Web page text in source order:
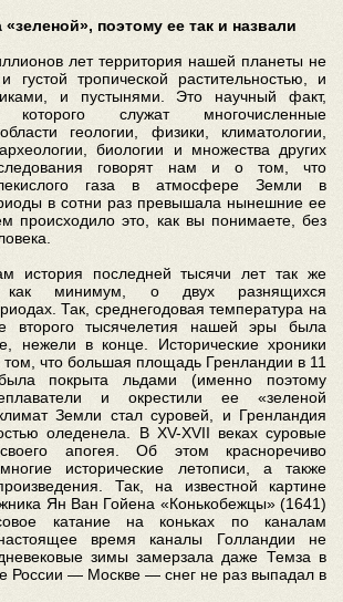
поэтому ее так и назвали
лет территория нашей планеты не
густой тропической растительностью, и
и пустынями. Это научный факт,
которого служат многочисленные
геологии, физики, климатологии,
биологии и множества других
говорят нам и о том, что
газа в атмосфере Земли в
в сотни раз превышала нынешние ее
происходило это, как вы понимаете, без
история последней тысячи лет так же
как минимум, о двух разнящихся
Так, среднегодовая температура на
второго тысячелетия нашей эры была
нежели в конце. Исторические хроники
том, что большая площадь Гренландии в 11
покрыта льдами (именно поэтому
и окрестили ее «зеленой
Земли стал суровей, и Гренландия
оледенела. В XV-XVII веках суровые
апогея. Об этом красноречиво
многие исторические летописи, а также
Так, на известной картине
Ян Ван Гойена «Конькобежцы» (1641)
катание на коньках по каналам
время каналы Голландии не
зимы замерзала даже Темза в
России — Москве — снег не раз выпадал в